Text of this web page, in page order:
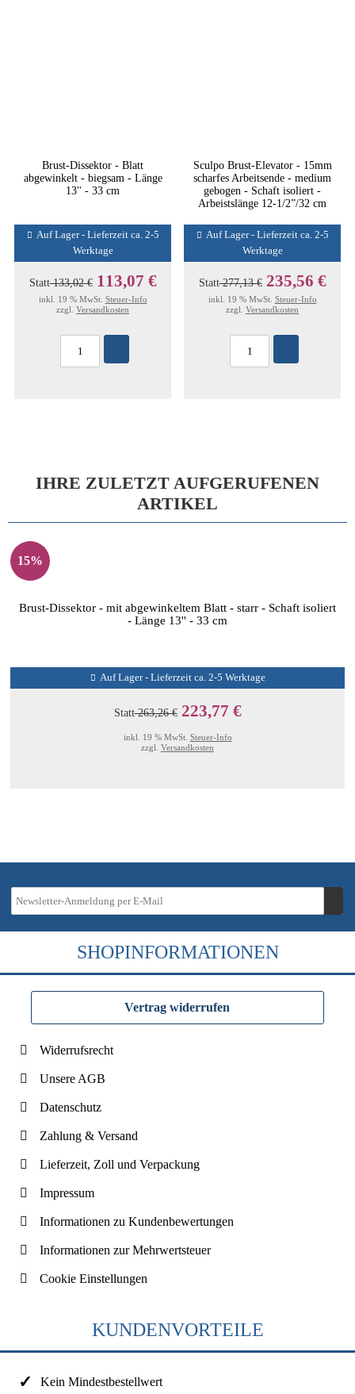
Brust-Dissektor - Blatt
abgewinkelt - biegsam - Länge
13'' - 33 cm
Auf Lager - Lieferzeit ca. 2-5
Werktage
Statt133,02 € 113,07 €
inkl. 19 % MwSt. Steuer-Info
zzgl. Versandkosten
Sculpo Brust-Elevator - 15mm
scharfes Arbeitsende - medium
gebogen - Schaft isoliert -
Arbeistslänge 12-1/2”/32 cm
Auf Lager - Lieferzeit ca. 2-5
Werktage
Statt277,13 € 235,56 €
inkl. 19 % MwSt. Steuer-Info
zzgl. Versandkosten
IHRE ZULETZT AUFGERUFENEN
ARTIKEL
15%
Brust-Dissektor - mit abgewinkeltem Blatt - starr - Schaft isoliert
- Länge 13'' - 33 cm
Auf Lager - Lieferzeit ca. 2-5 Werktage
Statt263,26 € 223,77 €
inkl. 19 % MwSt. Steuer-Info
zzgl. Versandkosten
SHOPINFORMATIONEN
Vertrag widerrufen
Widerrufsrecht
Unsere AGB
Datenschutz
Zahlung & Versand
Lieferzeit, Zoll und Verpackung
Impressum
Informationen zu Kundenbewertungen
Informationen zur Mehrwertsteuer
Cookie Einstellungen
KUNDENVORTEILE
Kein Mindestbestellwert